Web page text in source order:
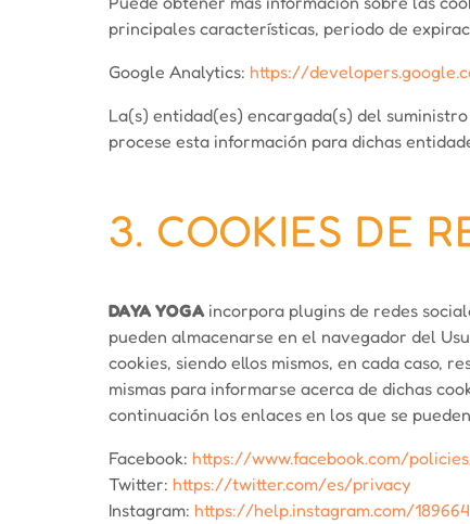
principales características, periodo de
Google Analytics: https://
La(s) entidad(es) encargada(s) del
procese esta información para dichas
3. COOKIES DE
DAYA YOGAincorpora plugins de redes
pueden almacenarse en el navegador del
cookies, siendo ellos mismos, en cada caso,
mismas para informarse acerca de dichas
continuación los enlaces en los que se
Facebook: https://www.facebook.com/
Twitter: https://twitter.com/es/privacy
Instagram: https://help.instagram.com/